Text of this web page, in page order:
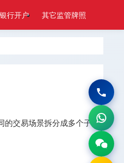
行开户 其它监管牌照
的交易场景拆分成多个子